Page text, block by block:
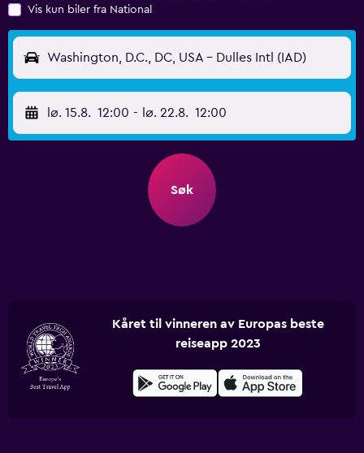
Vis kun biler fra National
Washington, D.C., DC, USA - Dulles Intl (IAD)
lø. 15.8. 12:00 - lø. 22.8. 12:00
Søk
Kåret til vinneren av Europas beste
reiseapp 2023